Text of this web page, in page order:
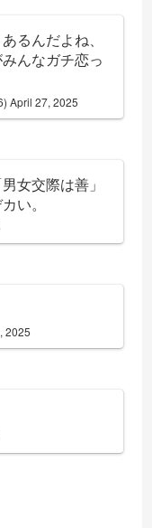
るんだよね、
んなガチ恋っ
April 27, 2025
女交際は善」
い。
2025